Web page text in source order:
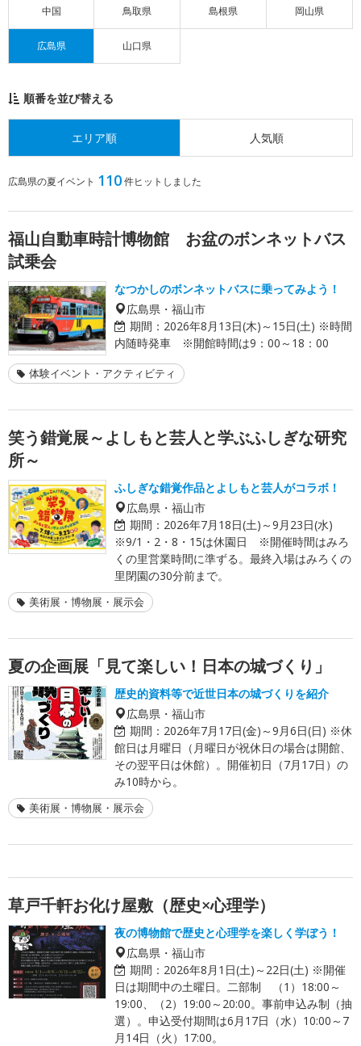
中国 鳥取県 島根県 岡山県
広島県 山口県
順番を並び替える
エリア順 人気順
広島県の夏イベント 110件ヒットしました
福山自動車時計博物館 お盆のボンネットバス
試乗会
なつかしのボンネットバスに乗ってみよう！
広島県・福山市
期間： 2026年8月13日(木)～15日(土) ※時間
内随時発車 ※開館時間は9：00～18：00
体験イベント・アクティビティ
笑う錯覚展～よしもと芸人と学ぶふしぎな研究
所～
ふしぎな錯覚作品とよしもと芸人がコラボ！
広島県・福山市
期間： 2026年7月18日(土)～9月23日(水)
※9/1・2・8・15は休園日 ※開催時間はみろ
くの里営業時間に準ずる。最終入場はみろくの
里閉園の30分前まで。
美術展・博物展・展示会
夏の企画展「見て楽しい！日本の城づくり」
歴史的資料等で近世日本の城づくりを紹介
広島県・福山市
期間： 2026年7月17日(金)～9月6日(日) ※休
館日は月曜日（月曜日が祝休日の場合は開館、
その翌平日は休館）。開催初日（7月17日）の
み10時から。
美術展・博物展・展示会
草戸千軒お化け屋敷（歴史×心理学）
夜の博物館で歴史と心理学を楽しく学ぼう！
広島県・福山市
期間： 2026年8月1日(土)～22日(土) ※開催
日は期間中の土曜日。二部制 （1）18:00～
19:00、（2）19:00～20:00。事前申込み制（抽
選）。申込受付期間は6月17日（水）10:00～7
月14日（火）17:00。